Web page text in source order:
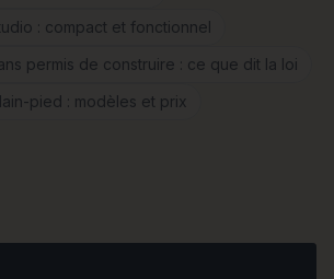
: compact et fonctionnel
permis de construire : ce que dit la loi
pied : modèles et prix